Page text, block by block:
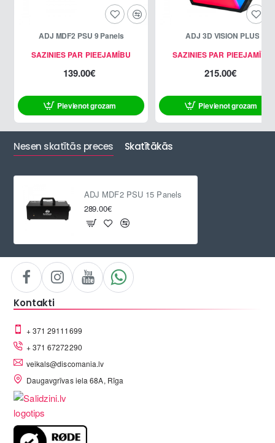
SAZINIES PAR PIEEJAMĪBU
ADJ MDF2 PSU 9 Panels
139.00€
Pievienot grozam
SAZINIES PAR PIEEJAMĪBU
ADJ 3D VISION PLUS
215.00€
Pievienot grozam
Nesen skatītās preces Skatītākās
ADJ MDF2 PSU 15 Panels
289.00€
Kontakti
+ 371 29111699
+ 371 67272290
veikals@discomania.lv
Daugavgrīvas iela 68A, Rīga